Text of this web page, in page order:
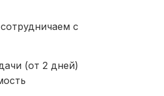
с
(от 2 дней)